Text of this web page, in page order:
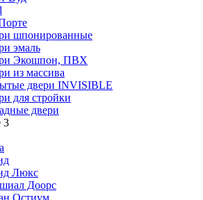
шпонированные
эмаль
Экошпон, ПВХ
из массива
двери INVISIBLE
для стройки
двери
3
Люкс
Доорс
Остиум